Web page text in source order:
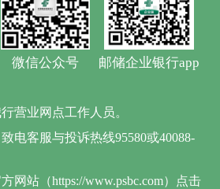
微信公众号 邮储企业银行app
营业网点工作人员。
电客服与投诉热线95580或40088-
网站（https://www.psbc.com）点击